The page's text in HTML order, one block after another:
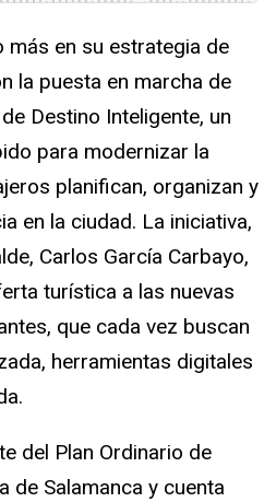
más en su estrategia de
la puesta en marcha de
Destino Inteligente, un
para modernizar la
planifican, organizan y
en la ciudad. La iniciativa,
Carlos García Carbayo,
turística a las nuevas
que cada vez buscan
herramientas digitales
del Plan Ordinario de
de Salamanca y cuenta